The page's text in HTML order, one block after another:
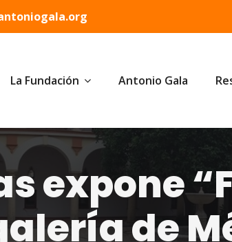
La Fundación Antonio Gala
expone
de